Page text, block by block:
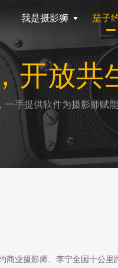
我是摄影狮 茄子
开放共
一手提供软件为摄影师赋能
商业摄影师、李宁全国十公